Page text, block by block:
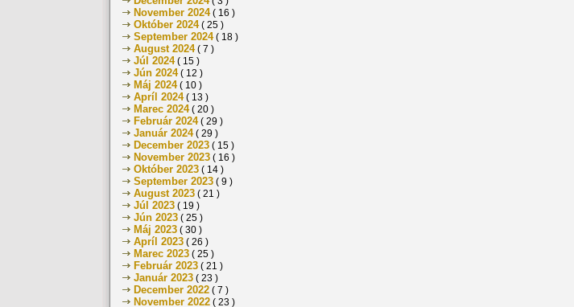
November 2024( 16 )
Október 2024( 25 )
September 2024( 18 )
August 2024( 7 )
Júl 2024( 15 )
Jún 2024( 12 )
Máj 2024( 10 )
Apríl 2024( 13 )
Marec 2024( 20 )
Február 2024( 29 )
Január 2024( 29 )
December 2023 ( 15 )
November 2023 ( 16 )
Október 2023 ( 14 )
September 2023 ( 9 )
August 2023 ( 21 )
Júl 2023 ( 19 )
Jún 2023 ( 25 )
Máj 2023 ( 30 )
Apríl 2023 ( 26 )
Marec 2023 ( 25 )
Február 2023 ( 21 )
Január 2023 ( 23 )
December 2022 ( 7 )
November 2022 ( 23 )